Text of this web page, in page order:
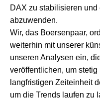
DAX zu stabilisieren und
abzuwenden.
Wir, das Boersenpaar,
weiterhin mit unserer
unseren Analysen ein,
veröffentlichen, um
langfristigen Zeiteinheit
um die Trends laufen zu